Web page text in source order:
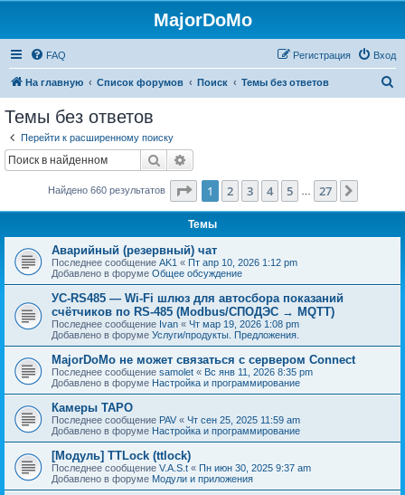
MajorDoMo
FAQ Вход
Регистрация
На главную Список форумов Поиск Темы без ответов
Темы без ответов
Перейти к расширенному поиску
Поиск
Найдено 660 результатов Страница из 27
1 2 3 4 5 27
Темы
Аварийный (резервный) чат
Последнее сообщение AK1 « Пт апр 10, 2026 1:12 pm
Добавлено в форуме Общее обсуждение
УС-RS485 — Wi-Fi шлюз для автосбора показаний
счётчиков по RS-485 (Modbus/СПОДЭС → MQTT)
Последнее сообщение Ivan « Чт мар 19, 2026 1:08 pm
Добавлено в форуме Услуги/продукты. Предложения.
MajorDoMo не может связаться с сервером Connect
Последнее сообщение samolet « Вс янв 11, 2026 8:35 pm
Добавлено в форуме Настройка и программирование
Камеры TAPO
Последнее сообщение PAV « Чт сен 25, 2025 11:59 am
Добавлено в форуме Настройка и программирование
[Модуль] TTLock (ttlock)
Последнее сообщение V.A.S.t « Пн июн 30, 2025 9:37 am
Добавлено в форуме Модули и приложения